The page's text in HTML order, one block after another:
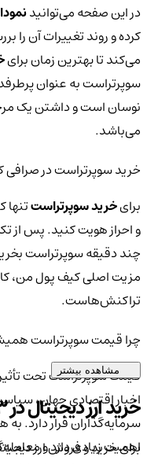
در این صفحه می‌توانید
کرده و روند تغییرات آن را
می‌کند تا بهترین زمان برای
سوپرتراست به عنوان
نوسان است و داشتن یک
می‌باشد.
خرید سوپرتراست در صرافی
برایخرید سوپرتراستتنها
و احراز هویت کنید. پس از
چند دقیقه سوپرتراست
مزیت اصلی کیف پول من،
تراکنش‌هاست.
چرا قیمت سوپرتراست
قیمت سوپرتراست تحت
اخبار اقتصادی جهان،
سرمایه‌گذاران قرار دارد. به
اهمیت زیادی دارد و
مشاهده بیشتر
خرید ارز دیجیتال در 3 مرحله ساده
برای خرید و فروش ارز